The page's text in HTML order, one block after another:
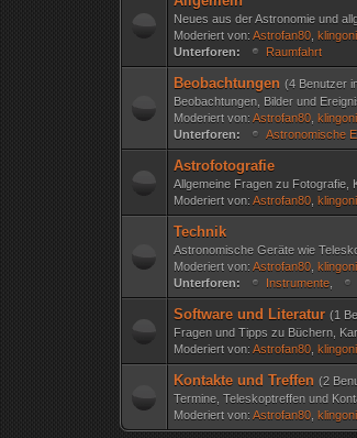
Neues aus der Astronomie und
Moderiert von:Astrofan80 ,
Unterforen:
Raumfahrt
Beobachtungen (4 Benutzer
Beobachtungen, Bilder und
Moderiert von:Astrofan80 ,
Unterforen:
Astronomische
Astrofotografie
Allgemeine Fragen zu Fotografie,
Moderiert von:Astrofan80 ,
Technik
Astronomische Geräte wie
Moderiert von:Astrofan80 ,
Unterforen:
Instrumente
Software und Literatur (1
Fragen und Tipps zu Büchern,
Moderiert von:Astrofan80 ,
Kontakte und Treffen (2
Termine, Teleskoptreffen und
Moderiert von:Astrofan80 ,